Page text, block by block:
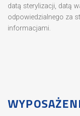
datą sterylizacji, datą
odpowiedzialnego za
informacjami.